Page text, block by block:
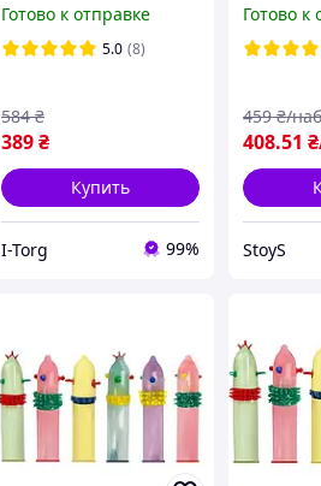
усиленной стимуляции
девушки
Готово к отправке
5.0 (8)
389₴
584 ₴
Купить
I-Torg 99%
Готово к
408.51
459 ₴/
StoyS